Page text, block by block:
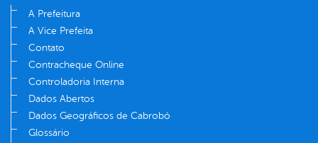
A Prefeitura
A Vice Prefeita
Contato
Contracheque Online
Controladoria Interna
Dados Abertos
Dados Geográficos de Cabrobó
Glossário